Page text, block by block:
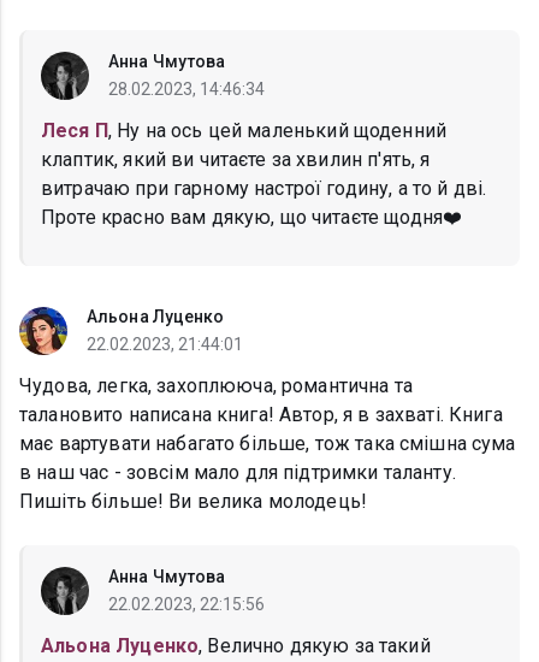
Анна Чмутова
28.02.2023, 14:46:34
Леся П, Ну на ось цей маленький щоденний
клаптик, який ви читаєте за хвилин п'ять, я
витрачаю при гарному настрої годину, а то й дві.
Проте красно вам дякую, що читаєте щодня❤️
Альона Луценко
22.02.2023, 21:44:01
Чудова, легка, захоплююча, романтична та
талановито написана книга! Автор, я в захваті. Книга
має вартувати набагато більше, тож така смішна сума
в наш час - зовсім мало для підтримки таланту.
Пишіть більше! Ви велика молодець!
Анна Чмутова
22.02.2023, 22:15:56
Альона Луценко, Велично дякую за такий